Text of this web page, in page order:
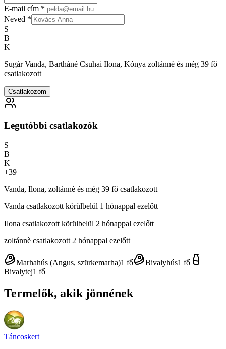
E-mail cím *
Neved *
S
B
K
Sugár Vanda, Bartháné Csuhai Ilona, Kónya zoltánnè és még 39 fő
csatlakozott
Csatlakozom
Legutóbbi csatlakozók
S
B
K
+39
Vanda, Ilona, zoltánnè és még 39 fő csatlakozott
Vanda csatlakozott körülbelül 1 hónappal ezelőtt
Ilona csatlakozott körülbelül 2 hónappal ezelőtt
zoltánnè csatlakozott 2 hónappal ezelőtt
Marhahús (Angus, szürkemarha)1 fő Bivalyhús1 fő
Bivalytej1 fő
Termelők, akik jönnének
Táncoskert